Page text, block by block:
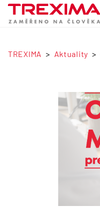
TREXIMA Aktuality